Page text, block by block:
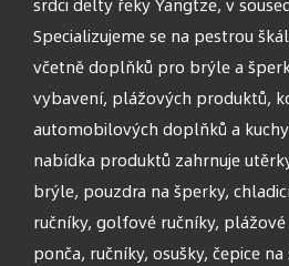
Specializujeme se na pestrou
včetně doplňků pro brýle a
vybavení, plážových produktů,
automobilových doplňků a
nabídka produktů zahrnuje
brýle, pouzdra na šperky,
ručníky, golfové ručníky,
ponča, ručníky, osušky, čepice